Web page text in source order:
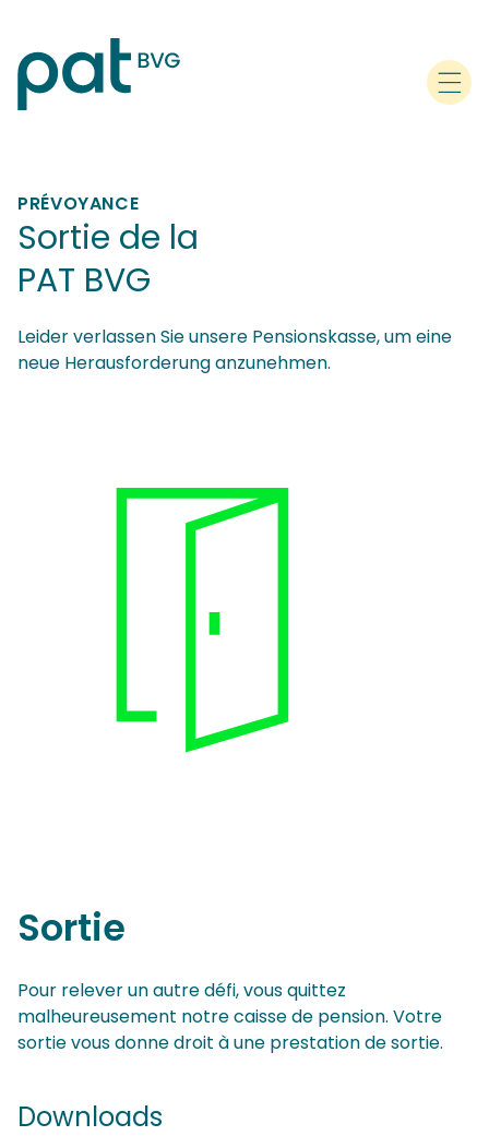
PRÉVOYANCE
Sortie de la
PAT BVG
Leider verlassen Sie unsere Pensionskasse, um eine
neue Herausforderung anzunehmen.
Sortie
Pour relever un autre défi, vous quittez
malheureusement notre caisse de pension. Votre
sortie vous donne droit à une prestation de sortie.
Downloads